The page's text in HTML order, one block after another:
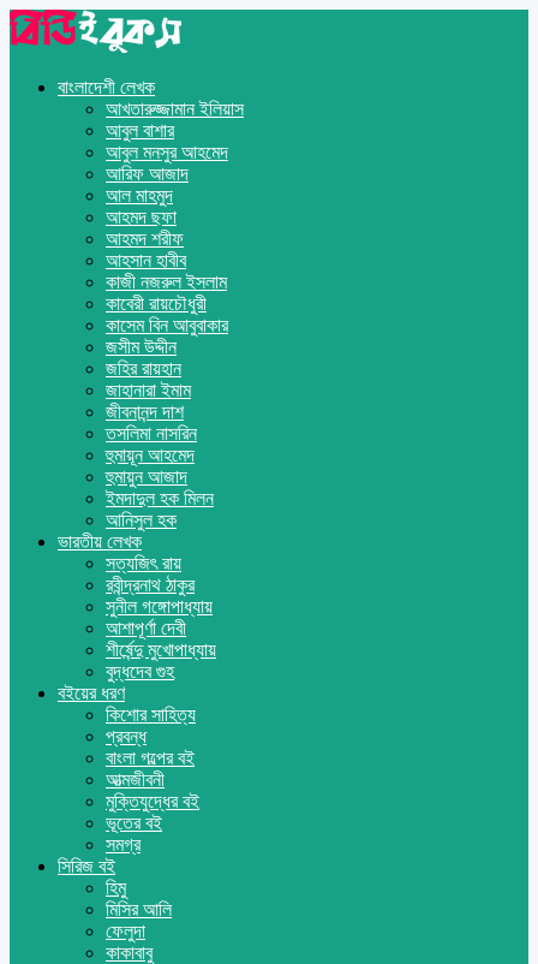
বাংলাদেশী লেখক
আখতারুজ্জামান ইলিয়াস
আবুল বাশার
আবুল মনসুর আহমেদ
আরিফ আজাদ
আল মাহমুদ
আহমদ ছফা
আহমদ শরীফ
আহসান হাবীব
কাজী নজরুল ইসলাম
কাবেরী রায়চৌধুরী
কাসেম বিন আবুবাকার
জসীম উদ্দীন
জহির রায়হান
জাহানারা ইমাম
জীবনানন্দ দাশ
তসলিমা নাসরিন
হুমায়ূন আহমেদ
হুমায়ুন আজাদ
ইমদাদুল হক মিলন
আনিসুল হক
ভারতীয় লেখক
সত্যজিৎ রায়
রবীন্দ্রনাথ ঠাকুর
সুনীল গঙ্গোপাধ্যায়
আশাপূর্ণা দেবী
শীর্ষেন্দু মুখোপাধ্যায়
বুদ্ধদেব গুহ
বইয়ের ধরণ
কিশোর সাহিত্য
প্রবন্ধ
বাংলা গল্পের বই
আত্মজীবনী
মুক্তিযুদ্ধের বই
ভূতের বই
সমগ্র
সিরিজ বই
হিমু
মিসির আলি
ফেলুদা
কাকাবাবু